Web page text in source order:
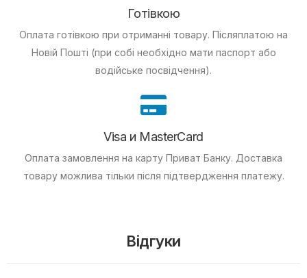
Готівкою
Оплата готівкою при отриманні товару. Післяплатою на
Новій Пошті (при собі необхідно мати паспорт або
водійське посвідчення).
Visa и MasterCard
Оплата замовлення на карту Приват Банку. Доставка
товару можлива тільки після підтвердження платежу.
Відгуки